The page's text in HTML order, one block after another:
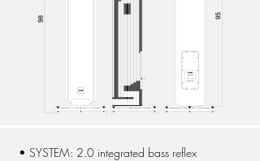
• SYSTEM: 2.0 integrated bass reflex